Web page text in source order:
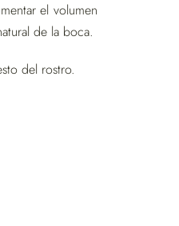
el volumen
de la boca.
del rostro.